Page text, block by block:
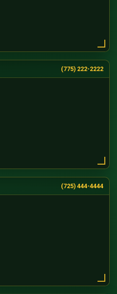
(775) 222-2222
(725) 444-4444